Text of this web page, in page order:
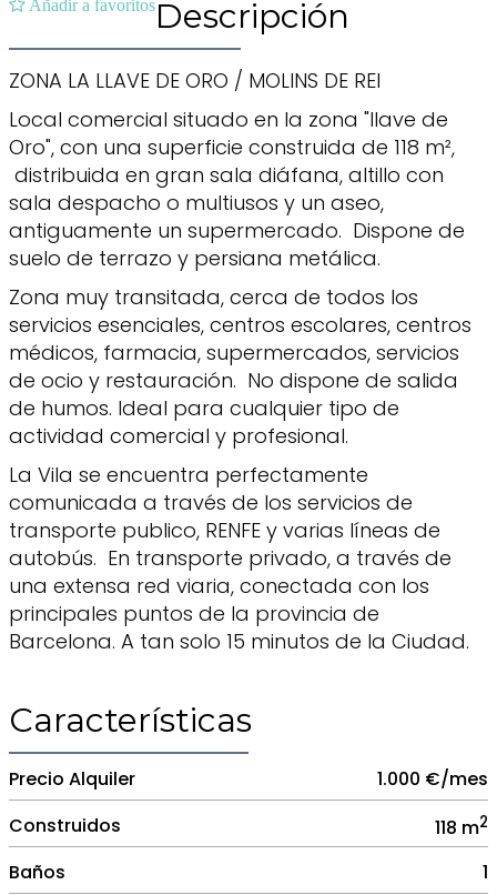
Añadir a favoritosDescripción
ZONA LA LLAVE DE ORO / MOLINS DE REI
Local comercial situado en la zona "llave de
Oro", con una superficie construida de 118 m²,
distribuida en gran sala diáfana, altillo con
sala despacho o multiusos y un aseo,
antiguamente un supermercado. Dispone de
suelo de terrazo y persiana metálica.
Zona muy transitada, cerca de todos los
servicios esenciales, centros escolares, centros
médicos, farmacia, supermercados, servicios
de ocio y restauración. No dispone de salida
de humos. Ideal para cualquier tipo de
actividad comercial y profesional.
La Vila se encuentra perfectamente
comunicada a través de los servicios de
transporte publico, RENFE y varias líneas de
autobús. En transporte privado, a través de
una extensa red viaria, conectada con los
principales puntos de la provincia de
Barcelona. A tan solo 15 minutos de la Ciudad.
Características
Precio Alquiler
1.000 €/mes
Construidos
118 m2
Baños
1